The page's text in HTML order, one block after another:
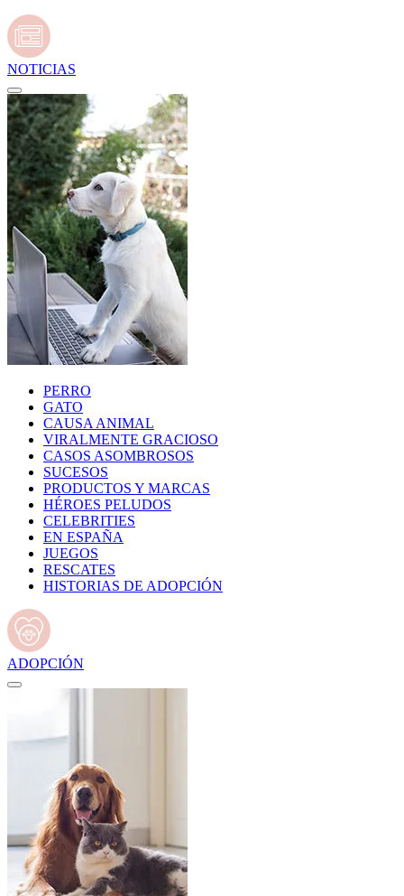
NOTICIAS
PERRO
GATO
CAUSA ANIMAL
VIRALMENTE GRACIOSO
CASOS ASOMBROSOS
SUCESOS
PRODUCTOS Y MARCAS
HÉROES PELUDOS
CELEBRITIES
EN ESPAÑA
JUEGOS
RESCATES
HISTORIAS DE ADOPCIÓN
ADOPCIÓN